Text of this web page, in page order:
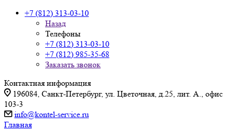
+7 (812) 313-03-10
Назад
Телефоны
+7 (812) 313-03-10
+7 (812) 985-35-68
Заказать звонок
Контактная информация
196084, Санкт-Петербург, ул. Цветочная, д.25, лит. А., офис
103-3
info@kontel-service.ru
Главная